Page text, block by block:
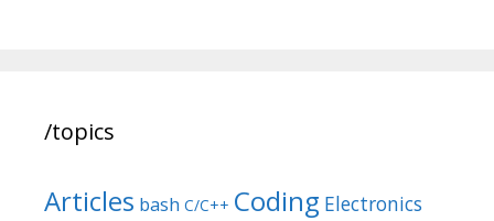
/topics
Articles bash C/C++ Coding Electronics